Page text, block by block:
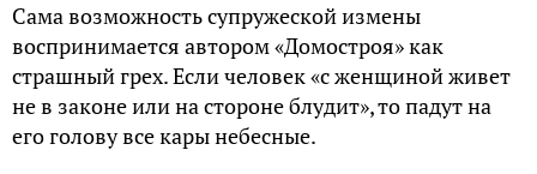
Сама возможность супружеской измены
воспринимается автором «Домостроя» как
страшный грех. Если человек «с женщиной живет
не в законе или на стороне блудит», то падут на
его голову все кары небесные.